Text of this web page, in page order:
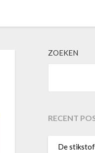
ZOEKEN
RECENT
De